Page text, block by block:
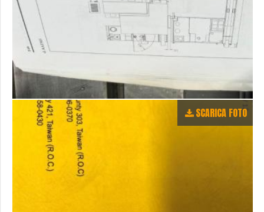
SCARICA FOTO